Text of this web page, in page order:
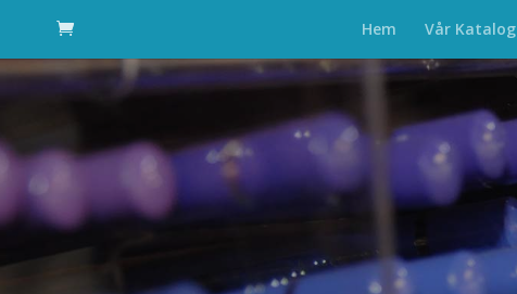
Hem Vår Katalog